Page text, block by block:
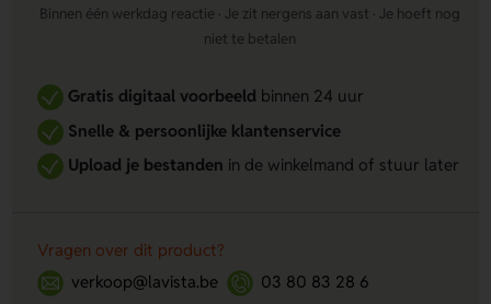
Binnen één werkdag reactie · Je zit nergens aan vast · Je hoeft nog
niet te betalen
Gratis digitaal voorbeeldbinnen 24 uur
Snelle & persoonlijke klantenservice
Upload je bestanden in de winkelmand of stuur later
Vragen over dit product?
verkoop@lavista.be
03 80 83 28 6